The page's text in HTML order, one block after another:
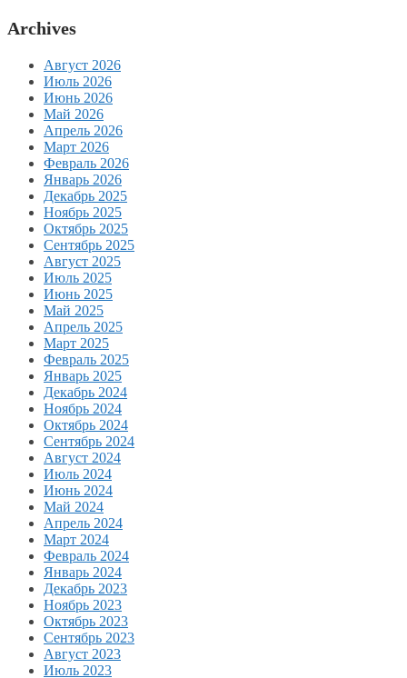
Archives
Август 2026
Июль 2026
Июнь 2026
Май 2026
Апрель 2026
Март 2026
Февраль 2026
Январь 2026
Декабрь 2025
Ноябрь 2025
Октябрь 2025
Сентябрь 2025
Август 2025
Июль 2025
Июнь 2025
Май 2025
Апрель 2025
Март 2025
Февраль 2025
Январь 2025
Декабрь 2024
Ноябрь 2024
Октябрь 2024
Сентябрь 2024
Август 2024
Июль 2024
Июнь 2024
Май 2024
Апрель 2024
Март 2024
Февраль 2024
Январь 2024
Декабрь 2023
Ноябрь 2023
Октябрь 2023
Сентябрь 2023
Август 2023
Июль 2023